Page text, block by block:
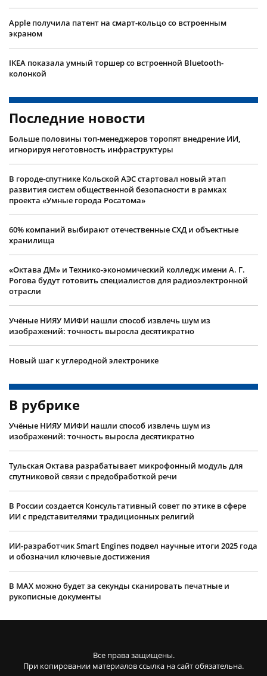
Apple получила патент на смарт-кольцо со встроенным
экраном
IKEA показала умный торшер со встроенной Bluetooth-
колонкой
Последние новости
Больше половины топ-менеджеров торопят внедрение ИИ,
игнорируя неготовность инфраструктуры
В городе-спутнике Кольской АЭС стартовал новый этап
развития систем общественной безопасности в рамках
проекта «Умные города Росатома»
60% компаний выбирают отечественные СХД и объектные
хранилища
«Октава ДМ» и Технико-экономический колледж имени А. Г.
Рогова будут готовить специалистов для радиоэлектронной
отрасли
Учëные НИЯУ МИФИ нашли способ извлечь шум из
изображений: точность выросла десятикратно
Новый шаг к углеродной электронике
В рубрике
Учëные НИЯУ МИФИ нашли способ извлечь шум из
изображений: точность выросла десятикратно
Тульская Октава разрабатывает микрофонный модуль для
спутниковой связи с предобработкой речи
В России создается Консультативный совет по этике в сфере
ИИ с представителями традиционных религий
ИИ-разработчик Smart Engines подвел научные итоги 2025 года
и обозначил ключевые достижения
В MAX можно будет за секунды сканировать печатные и
рукописные документы
Все права защищены.
При копировании материалов ссылка на сайт обязательна.